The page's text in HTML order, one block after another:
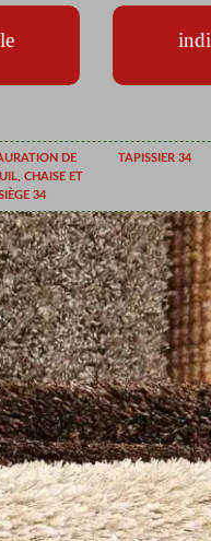
DE
CHAISE ET
34
TAPISSIER 34